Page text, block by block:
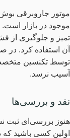
موتور جاروبرقی بوش
موجود در بازار است.
تمیز و جلوگیری از
آن استفاده کرد. در
توسط تکنسین
آسیب نرسد.
نقد و بررسی‌ها
هنوز بررسی‌ای ثبت
اولین کسی باشید